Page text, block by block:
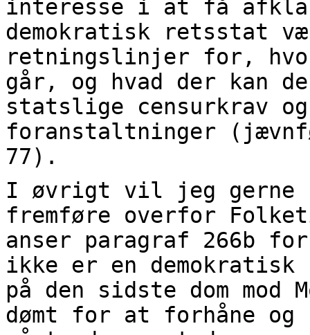
interesse i at få
demokratisk retsstat
retningslinjer for,
går, og hvad der kan
statslige censurkrav og
foranstaltninger
77).
I øvrigt vil jeg gerne
fremføre overfor
anser paragraf 266b
ikke er en
på den sidste dom mod
dømt for at forhåne og